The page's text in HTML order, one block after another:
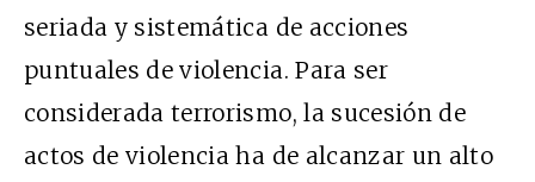
seriada y sistemática de acciones
puntuales de violencia. Para ser
considerada terrorismo, la sucesión de
actos de violencia ha de alcanzar un alto